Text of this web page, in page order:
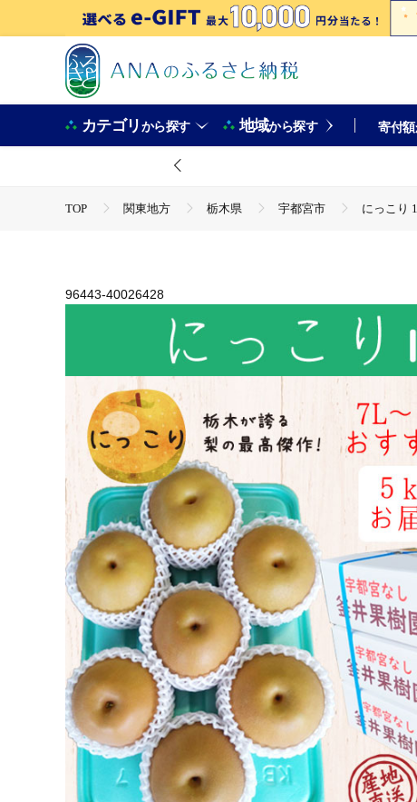
カテゴリから探す 地域から探す 寄付
TOP 関東地方 栃木県 宇都宮市 にっこり
96443-40026428